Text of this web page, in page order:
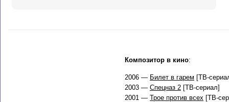
Композитор в кино:
2006 — Билет в гарем [ТВ-
2003 — Спецназ 2 [ТВ-сериал]
2001 — Трое против всех [ТВ-